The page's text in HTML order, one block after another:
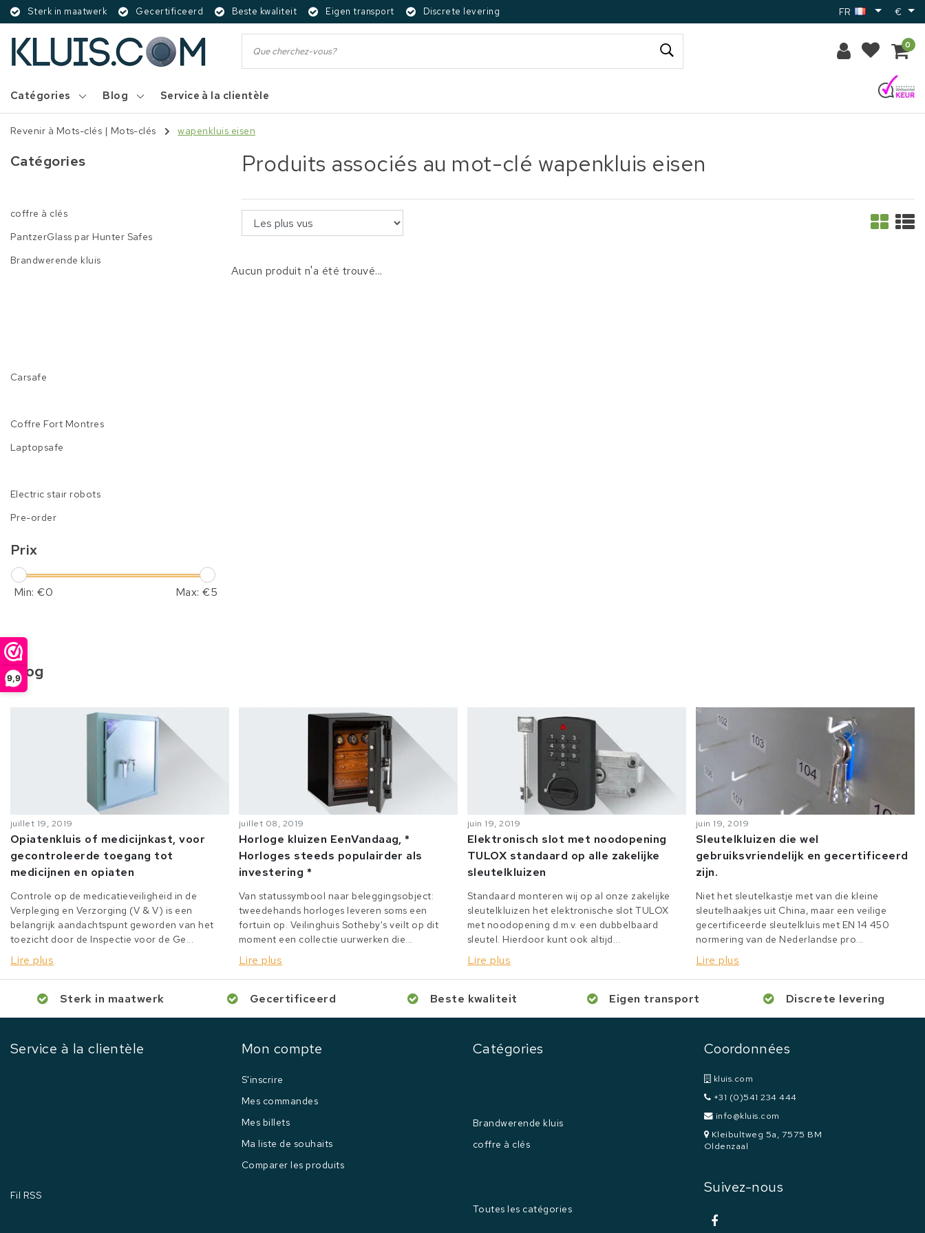
9,9
Sterk in maatwerk Gecertificeerd Beste kwaliteit Eigen transport Discrete levering FR €
0
Catégories Blog Service à la clientèle
Revenir à Mots-clés | Mots-clés wapenkluis eisen
Catégories
coffre à clés
PantzerGlass par Hunter Safes
Brandwerende kluis
Carsafe
Coffre Fort Montres
Laptopsafe
Electric stair robots
Pre-order
Prix
Min: €0 Max: €5
Produits associés au mot-clé wapenkluis eisen
Aucun produit n'a été trouvé...
Blog
juillet 19, 2019
Opiatenkluis of medicijnkast, voor
gecontroleerde toegang tot
medicijnen en opiaten
Controle op de medicatieveiligheid in de
Verpleging en Verzorging (V & V) is een
belangrijk aandachtspunt geworden van het
toezicht door de Inspectie voor de Ge...
Lire plus
juillet 08, 2019
Horloge kluizen EenVandaag, *
Horloges steeds populairder als
investering *
Van statussymbool naar beleggingsobject:
tweedehands horloges leveren soms een
fortuin op. Veilinghuis Sotheby's veilt op dit
moment een collectie uurwerken die...
Lire plus
juin 19, 2019
Elektronisch slot met noodopening
TULOX standaard op alle zakelijke
sleutelkluizen
Standaard monteren wij op al onze zakelijke
sleutelkluizen het elektronische slot TULOX
met noodopening d.m.v. een dubbelbaard
sleutel. Hierdoor kunt ook altijd...
Lire plus
juin 19, 2019
Sleutelkluizen die wel
gebruiksvriendelijk en gecertificeerd
zijn.
Niet het sleutelkastje met van die kleine
sleutelhaakjes uit China, maar een veilige
gecertificeerde sleutelkluis met EN 14 450
normering van de Nederlandse pro...
Lire plus
Sterk in maatwerk Gecertificeerd Beste kwaliteit Eigen transport Discrete levering
Service à la clientèle
Fil RSS
Mon compte
S'inscrire
Mes commandes
Mes billets
Ma liste de souhaits
Comparer les produits
Catégories
Brandwerende kluis
coffre à clés
Toutes les catégories
Coordonnées
kluis.com
+31 (0)541 234 444
info@kluis.com
Kleibultweg 5a, 7575 BM
Oldenzaal
Suivez-nous